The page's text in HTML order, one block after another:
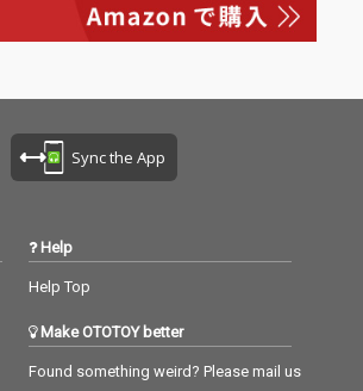
Sync the App
Help
Help Top
Make OTOTOY better
Found something weird? Please mail us